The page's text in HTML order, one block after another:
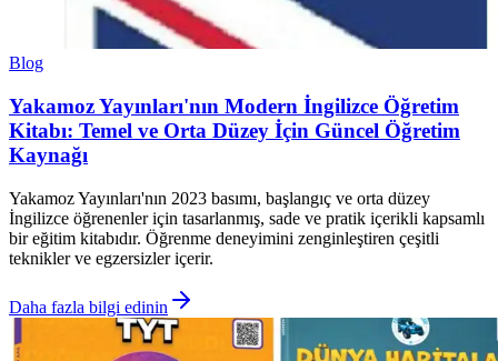
Blog
Yakamoz Yayınları'nın Modern İngilizce Öğretim
Kitabı: Temel ve Orta Düzey İçin Güncel Öğretim
Kaynağı
Yakamoz Yayınları'nın 2023 basımı, başlangıç ve orta düzey
İngilizce öğrenenler için tasarlanmış, sade ve pratik içerikli kapsamlı
bir eğitim kitabıdır. Öğrenme deneyimini zenginleştiren çeşitli
teknikler ve egzersizler içerir.
Daha fazla bilgi edinin